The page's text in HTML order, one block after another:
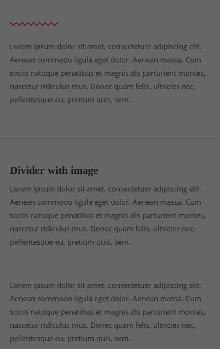
Lorem ipsum dolor sit amet, consectetuer adipiscing elit.
Aenean commodo ligula eget dolor. Aenean massa. Cum
sociis natoque penatibus et magnis dis parturient montes,
nascetur ridiculus mus. Donec quam felis, ultricies nec,
pellentesque eu, pretium quis, sem.
Divider with image
Lorem ipsum dolor sit amet, consectetuer adipiscing elit.
Aenean commodo ligula eget dolor. Aenean massa. Cum
sociis natoque penatibus et magnis dis parturient montes,
nascetur ridiculus mus. Donec quam felis, ultricies nec,
pellentesque eu, pretium quis, sem.
Lorem ipsum dolor sit amet, consectetuer adipiscing elit.
Aenean commodo ligula eget dolor. Aenean massa. Cum
sociis natoque penatibus et magnis dis parturient montes,
nascetur ridiculus mus. Donec quam felis, ultricies nec,
pellentesque eu, pretium quis, sem.